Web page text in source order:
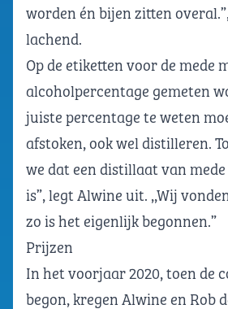
worden én bijen zitten
lachend.
Op de etiketten voor de mede
alcoholpercentage gemeten
juiste percentage te weten
afstoken, ook wel distilleren.
we dat een distillaat van
is”, legt Alwine uit. ,,Wij
zo is het eigenlijk begonnen.”
Prijzen
In het voorjaar 2020, toen de
begon, kregen Alwine en Rob